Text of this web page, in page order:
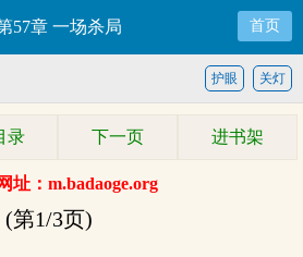
57章 一场杀局 首页
关灯
护眼
录 下一页 进书架
址：m.badaoge.org
第1/3页)